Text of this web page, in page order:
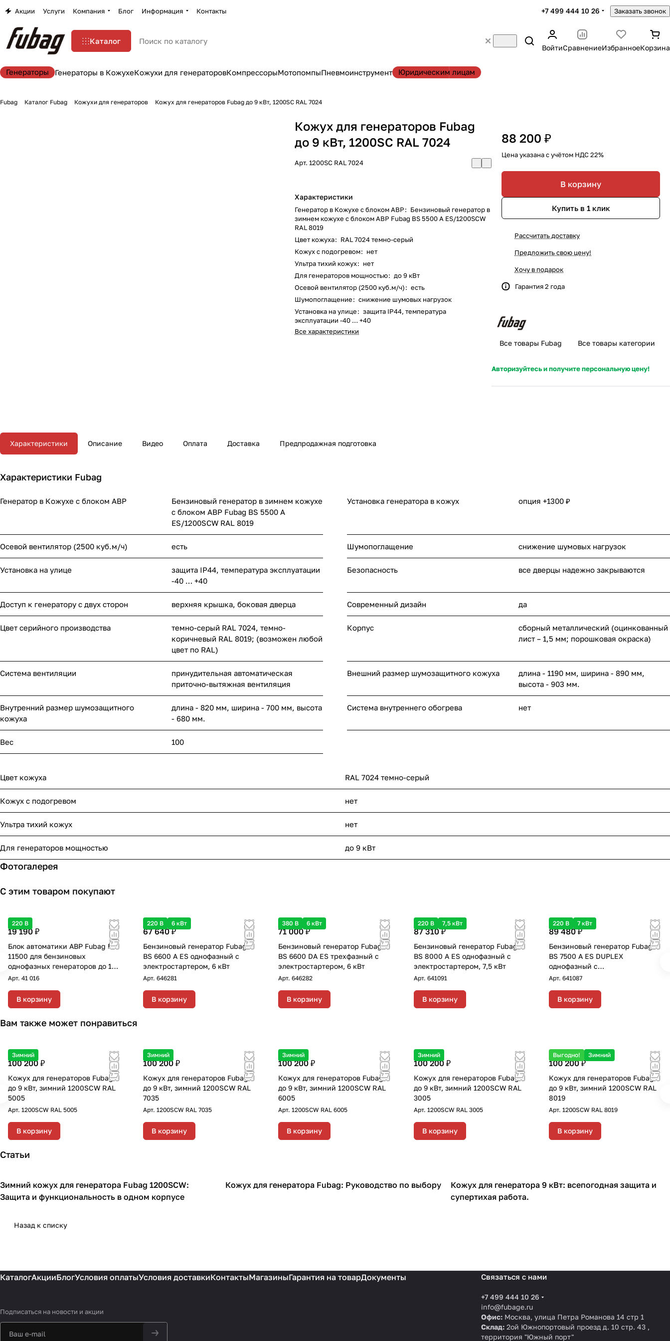
Акции Услуги Компания Блог Информация Контакты +7 499 444 10 26 Заказать звонок
Каталог
ВойтиСравнениеИзбранноеКорзина
Генераторы Генераторы в КожухеКожухи для генераторовКомпрессорыМотопомпыПневмоинструмент Юридическим лицам
Fubag Каталог Fubag Кожухи для генераторов Кожух для генераторов Fubag до 9 кВт, 1200SC RAL 7024
Кожух для генераторов Fubag
до 9 кВт, 1200SC RAL 7024
Арт.1200SC RAL 7024
Характеристики
Генератор в Кожухе с блоком АВР: Бензиновый генератор в
зимнем кожухе с блоком АВР Fubag BS 5500 A ES/1200SCW
RAL 8019
Цвет кожуха: RAL 7024 темно-серый
Кожух с подогревом: нет
Ультра тихий кожух: нет
Для генераторов мощностью: до 9 кВт
Осевой вентилятор (2500 куб.м/ч): есть
Шумопоглащение: снижение шумовых нагрузок
Установка на улице: защита IP44, температура
эксплуатации -40 … +40
Все характеристики
88 200 ₽
Цена указана с учётом НДС 22%
В корзину
Купить в 1 клик
Рассчитать доставку
Предложить свою цену!
Хочу в подарок
Гарантия 2 года
Все товары Fubag Все товары категории
Авторизуйтесь и получите персональную цену!
Характеристики Описание Видео Оплата Доставка Предпродажная подготовка
Характеристики Fubag
Генератор в Кожухе с блоком АВР
Бензиновый генератор в зимнем кожухе
с блоком АВР Fubag BS 5500 A
ES/1200SCW RAL 8019
Установка генератора в кожух опция +1300 ₽
Осевой вентилятор (2500 куб.м/ч) есть Шумопоглащение снижение шумовых нагрузок
Установка на улице
защита IP44, температура эксплуатации
-40 … +40
Безопасность все дверцы надежно закрываются
Доступ к генератору с двух сторон верхняя крышка, боковая дверца Современный дизайн да
Цвет серийного производства
темно-серый RAL 7024, темно-
коричневый RAL 8019; (возможен любой
цвет по RAL)
Корпус
сборный металлический (оцинкованный
лист – 1,5 мм; порошковая окраска)
Система вентиляции
принудительная автоматическая
приточно-вытяжная вентиляция
Внешний размер шумозащитного кожуха
длина - 1190 мм, ширина - 890 мм,
высота - 903 мм.
Внутренний размер шумозащитного
кожуха
длина - 820 мм, ширина - 700 мм, высота
- 680 мм.
Система внутреннего обогрева нет
Вес 100
Цвет кожуха RAL 7024 темно-серый
Кожух с подогревом нет
Ультра тихий кожух нет
Для генераторов мощностью до 9 кВт
Фотогалерея
С этим товаром покупают
220 В
19 190 ₽
Блок автоматики АВР Fubag BS
11500 для бензиновых
однофазных генераторов до 11
кВт с переключением "зима-
Арт. 41 016
В корзину
220 В 6 кВт
67 640 ₽
Бензиновый генератор Fubag
BS 6600 A ES однофазный с
электростартером, 6 кВт
Арт.646281
В корзину
380 В 6 кВт
71 000 ₽
Бензиновый генератор Fubag
BS 6600 DA ES трехфазный с
электростартером, 6 кВт
Арт.646282
В корзину
220 В 7,5 кВт
87 310 ₽
Бензиновый генератор Fubag
BS 8000 A ES однофазный с
электростартером, 7,5 кВт
Арт. 641091
В корзину
220 В 7 кВт
89 480 ₽
Бензиновый генератор Fubag
BS 7500 A ES DUPLEX
однофазный с
электростартером, 7 кВт
Арт. 641087
В корзину
Вам также может понравиться
Зимний
100 200 ₽
Кожух для генераторов Fubag
до 9 кВт, зимний 1200SCW RAL
5005
Арт. 1200SCW RAL 5005
В корзину
Зимний
100 200 ₽
Кожух для генераторов Fubag
до 9 кВт, зимний 1200SCW RAL
7035
Арт.1200SCW RAL 7035
В корзину
Зимний
100 200 ₽
Кожух для генераторов Fubag
до 9 кВт, зимний 1200SCW RAL
6005
Арт.1200SCW RAL 6005
В корзину
Зимний
100 200 ₽
Кожух для генераторов Fubag
до 9 кВт, зимний 1200SCW RAL
3005
Арт. 1200SCW RAL 3005
В корзину
Выгодно! Зимний
100 200 ₽
Кожух для генераторов Fubag
до 9 кВт, зимний 1200SCW RAL
8019
Арт. 1200SCW RAL 8019
В корзину
Статьи
Кожухи для генераторов
Зимний кожух для генератора Fubag 1200SCW:
Защита и функциональность в одном корпусе
Кожухи для генераторов
Кожух для генератора Fubag: Руководство по выбору Кожухи для генераторов
Кожух для генератора 9 кВт: всепогодная защита и
супертихая работа.
Назад к списку
КаталогАкцииБлогУсловия оплатыУсловия доставкиКонтактыМагазиныГарантия на товарДокументы
Подписаться на новости и акции
Связаться с нами
+7 499 444 10 26
info@fubage.ru
Офис:Москва, улица Петра Романова 14 стр 1
Склад:2ой Южнопортовый проезд д. 10 стр. 43 ,
территория "Южный порт"